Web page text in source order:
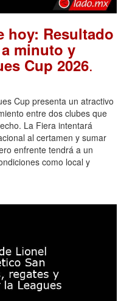
hoy: Resultado
minuto y
Cup 2026.
Cup presenta un atractivo
entre dos clubes que
La Fiera intentará
al certamen y sumar
enfrente tendrá a un
como local y